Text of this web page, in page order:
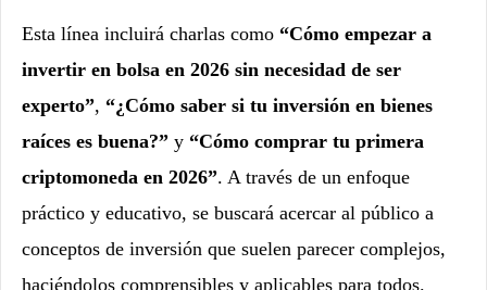
Esta línea incluirá charlas como “Cómo empezar a
invertir en bolsa en 2026 sin necesidad de ser
experto”, “¿Cómo saber si tu inversión en bienes
raíces es buena?” y “Cómo comprar tu primera
criptomoneda en 2026”. A través de un enfoque
práctico y educativo, se buscará acercar al público a
conceptos de inversión que suelen parecer complejos,
haciéndolos comprensibles y aplicables para todos.